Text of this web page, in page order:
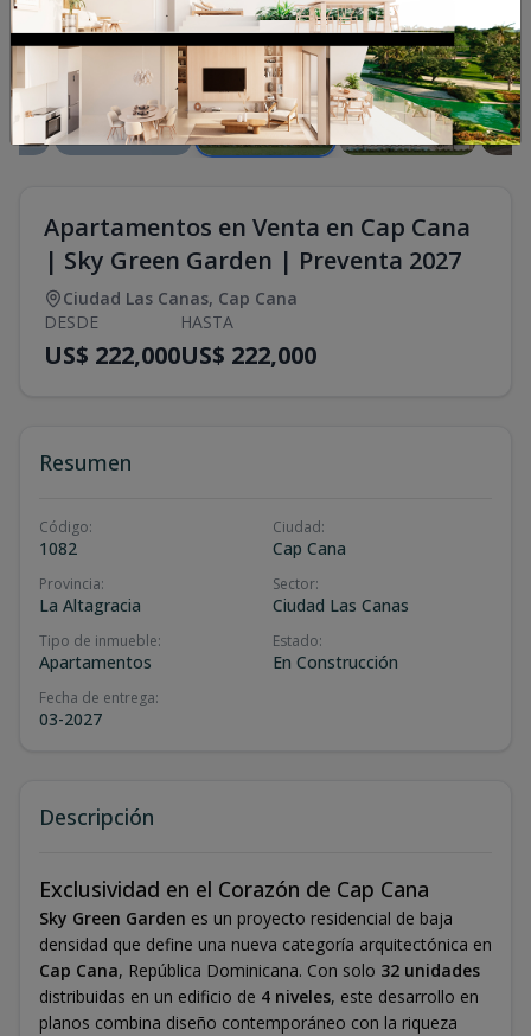
Apartamentos en Venta en Cap Cana
| Sky Green Garden | Preventa 2027
Ciudad Las Canas, Cap Cana
DESDE
US$ 222,000
HASTA
US$ 222,000
Resumen
Código:
1082
Ciudad:
Cap Cana
Provincia:
La Altagracia
Sector:
Ciudad Las Canas
Tipo de inmueble:
Apartamentos
Estado:
En Construcción
Fecha de entrega:
03-2027
Descripción
Exclusividad en el Corazón de Cap Cana
Sky Green Garden es un proyecto residencial de baja
densidad que define una nueva categoría arquitectónica en
Cap Cana, República Dominicana. Con solo 32 unidades
distribuidas en un edificio de 4 niveles, este desarrollo en
planos combina diseño contemporáneo con la riqueza